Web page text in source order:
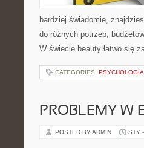
bardziej świadomie,
do różnych potrzeb,
W świecie beauty łatwo się
CATEGORIES:
PROBLEMY W
POSTED BY ADMIN STY